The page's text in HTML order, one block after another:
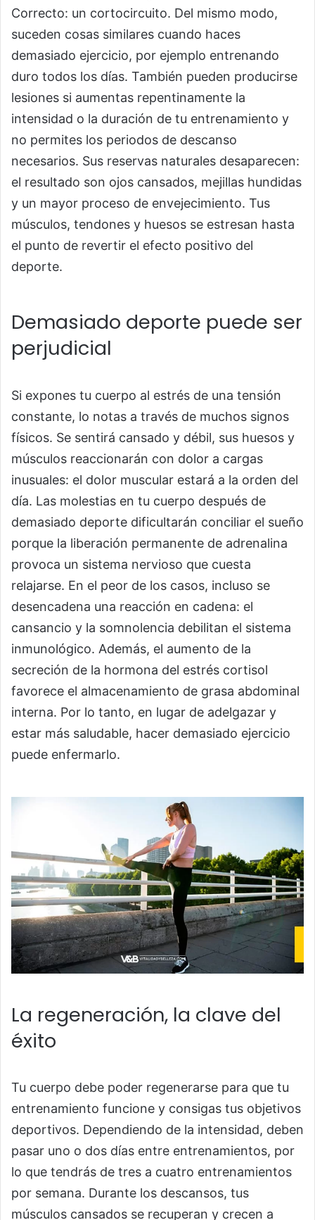
Correcto: un cortocircuito. Del mismo modo,
suceden cosas similares cuando haces
demasiado ejercicio, por ejemplo entrenando
duro todos los días. También pueden producirse
lesiones si aumentas repentinamente la
intensidad o la duración de tu entrenamiento y
no permites los periodos de descanso
necesarios. Sus reservas naturales desaparecen:
el resultado son ojos cansados, mejillas hundidas
y un mayor proceso de envejecimiento. Tus
músculos, tendones y huesos se estresan hasta
el punto de revertir el efecto positivo del
deporte.
Demasiado deporte puede ser
perjudicial
Si expones tu cuerpo al estrés de una tensión
constante, lo notas a través de muchos signos
físicos. Se sentirá cansado y débil, sus huesos y
músculos reaccionarán con dolor a cargas
inusuales: el dolor muscular estará a la orden del
día. Las molestias en tu cuerpo después de
demasiado deporte dificultarán conciliar el sueño
porque la liberación permanente de adrenalina
provoca un sistema nervioso que cuesta
relajarse. En el peor de los casos, incluso se
desencadena una reacción en cadena: el
cansancio y la somnolencia debilitan el sistema
inmunológico. Además, el aumento de la
secreción de la hormona del estrés cortisol
favorece el almacenamiento de grasa abdominal
interna. Por lo tanto, en lugar de adelgazar y
estar más saludable, hacer demasiado ejercicio
puede enfermarlo.
La regeneración, la clave del
éxito
Tu cuerpo debe poder regenerarse para que tu
entrenamiento funcione y consigas tus objetivos
deportivos. Dependiendo de la intensidad, deben
pasar uno o dos días entre entrenamientos, por
lo que tendrás de tres a cuatro entrenamientos
por semana. Durante los descansos, tus
músculos cansados ​​se recuperan y crecen a